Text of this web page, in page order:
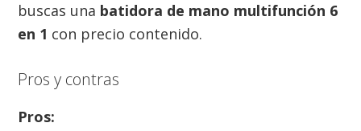
buscas una batidora de mano multifunción 6
en 1 con precio contenido.
Pros y contras
Pros: